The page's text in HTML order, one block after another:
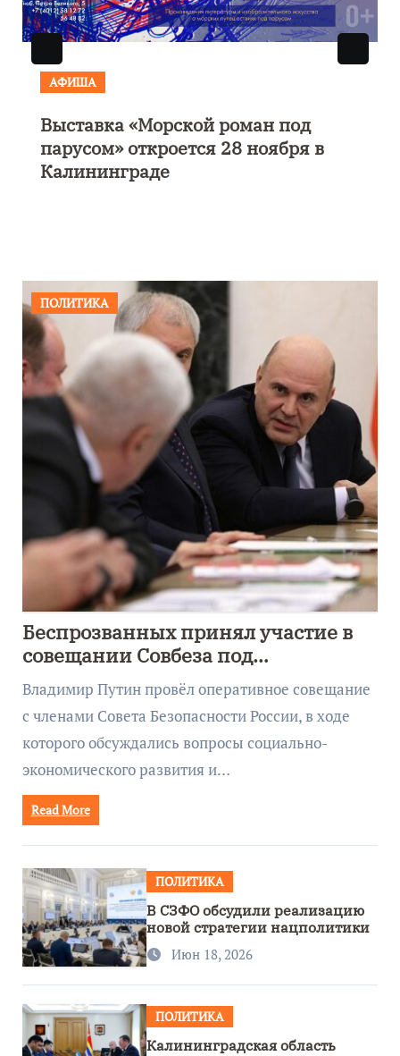
АФИША
Выставка «Морской роман под
парусом» откроется 28 ноября в
Калининграде
ПОЛИТИКА
Беспрозванных принял участие в
совещании Совбеза под
руководством Путина
Владимир Путин провёл оперативное совещание
с членами Совета Безопасности России, в ходе
которого обсуждались вопросы социально-
экономического развития и…
Read More
ПОЛИТИКА
В СЗФО обсудили реализацию
новой стратегии нацполитики
Июн 18, 2026
ПОЛИТИКА
Калининградская область